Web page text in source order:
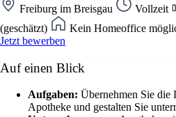
Freiburg im Breisgau Vollzeit
(geschätzt)
Kein Homeoffice
Jetzt bewerben
Auf einen Blick
Aufgaben: Übernehmen Sie die
Apotheke und gestalten Sie